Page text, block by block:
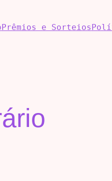
Prêmios e Sorteios